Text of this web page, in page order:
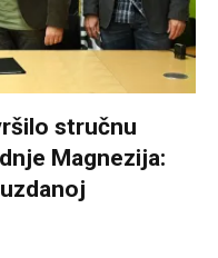
stručnu
Magnezija: